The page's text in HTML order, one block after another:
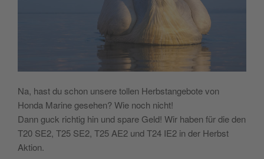
Na, hast du schon unsere tollen Herbstangebote von
Honda Marine gesehen? Wie noch nicht!
Dann guck richtig hin und spare Geld! Wir haben für die den
T20 SE2, T25 SE2, T25 AE2 und T24 IE2 in der Herbst
Aktion.